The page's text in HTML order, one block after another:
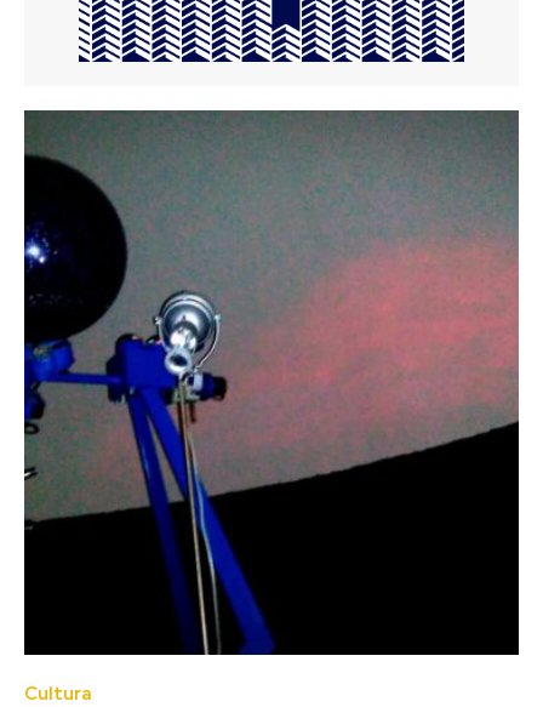
Cultura